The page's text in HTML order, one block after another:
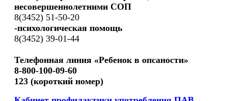
несовершеннолетними СОП
8(3452) 51-50-20
-психологическая помощь
8(3452) 39-01-44
Телефонная линия «Ребенок в опсаности»
8-800-100-09-60
123 (короткий номер)